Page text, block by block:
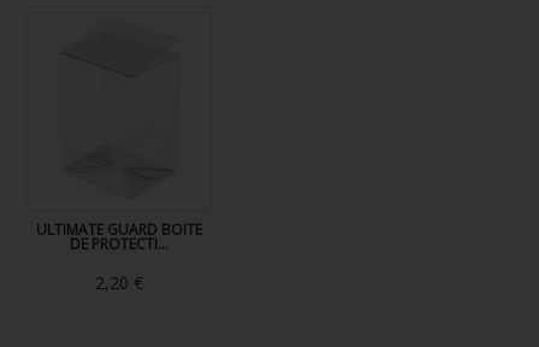
ULTIMATE GUARD BOITE
DE PROTECTI...
2,20 €